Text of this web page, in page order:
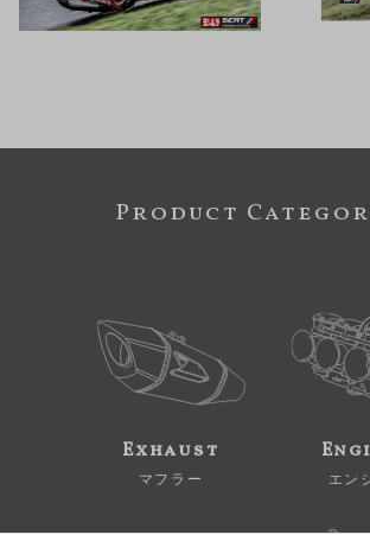
Product
Exhaust
マフラー エン